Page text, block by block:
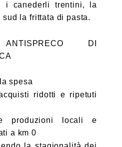
i canederli trentini, la
la frittata di pasta.
ANTISPRECO DI
spesa
ridotti e ripetuti
produzioni locali e
a km 0